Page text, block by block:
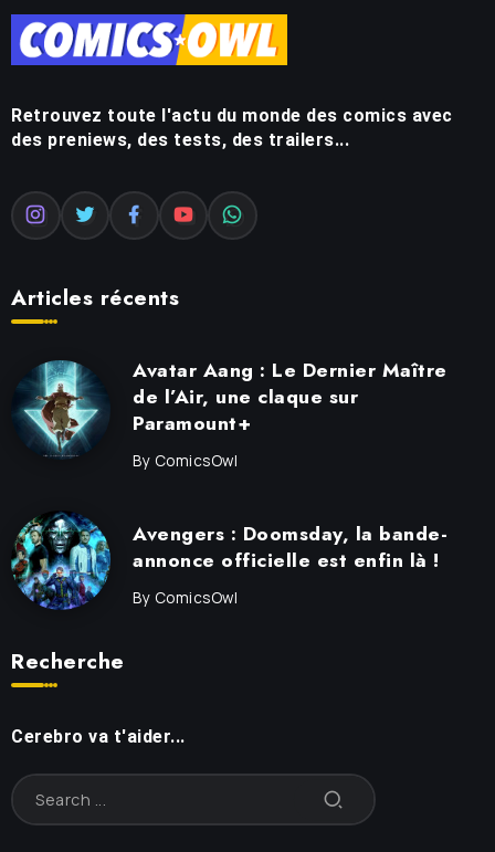
Retrouvez toute l'actu du monde des comics avec
des preniews, des tests, des trailers...
Articles récents
Avatar Aang : Le Dernier Maître
de l’Air, une claque sur
Paramount+
By ComicsOwl
Avengers : Doomsday, la bande-
annonce officielle est enfin là !
By ComicsOwl
Recherche
Cerebro va t'aider...